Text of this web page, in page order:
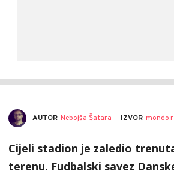
AUTOR Nebojša Šatara IZVOR
Cijeli stadion je zaledio
terenu. Fudbalski savez